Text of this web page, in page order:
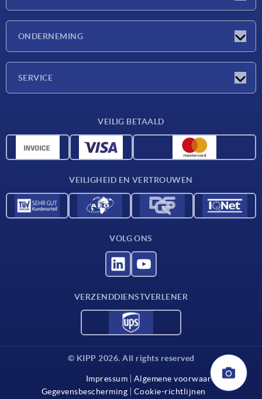
ONDERNEMING
SERVICE
CAD-gegevens
VEILIG BETAALD
VEILIGHEID EN VERTROUWEN
VOLG ONS
VERZENDDIENSTVERLENER
© KIPP 2026. All rights reserved
Impressum
Algemene voorwaarden
Gegevensbescherming
Cookie-richtlijnen